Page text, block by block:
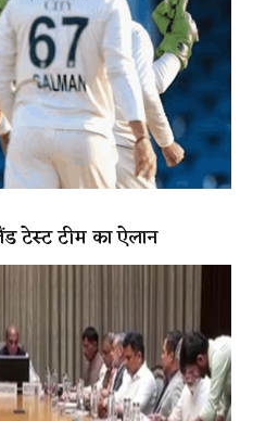
टेस्ट टीम का ऐलान